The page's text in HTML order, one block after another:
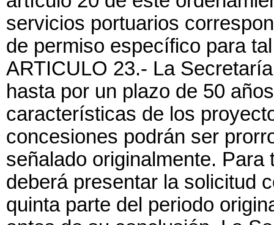
servicios portuarios
de permiso específico para
ARTICULO 23.- La
hasta por un plazo de 50
características de los
concesiones podrán ser
señalado originalmente.
deberá presentar la solicitud
quinta parte del periodo